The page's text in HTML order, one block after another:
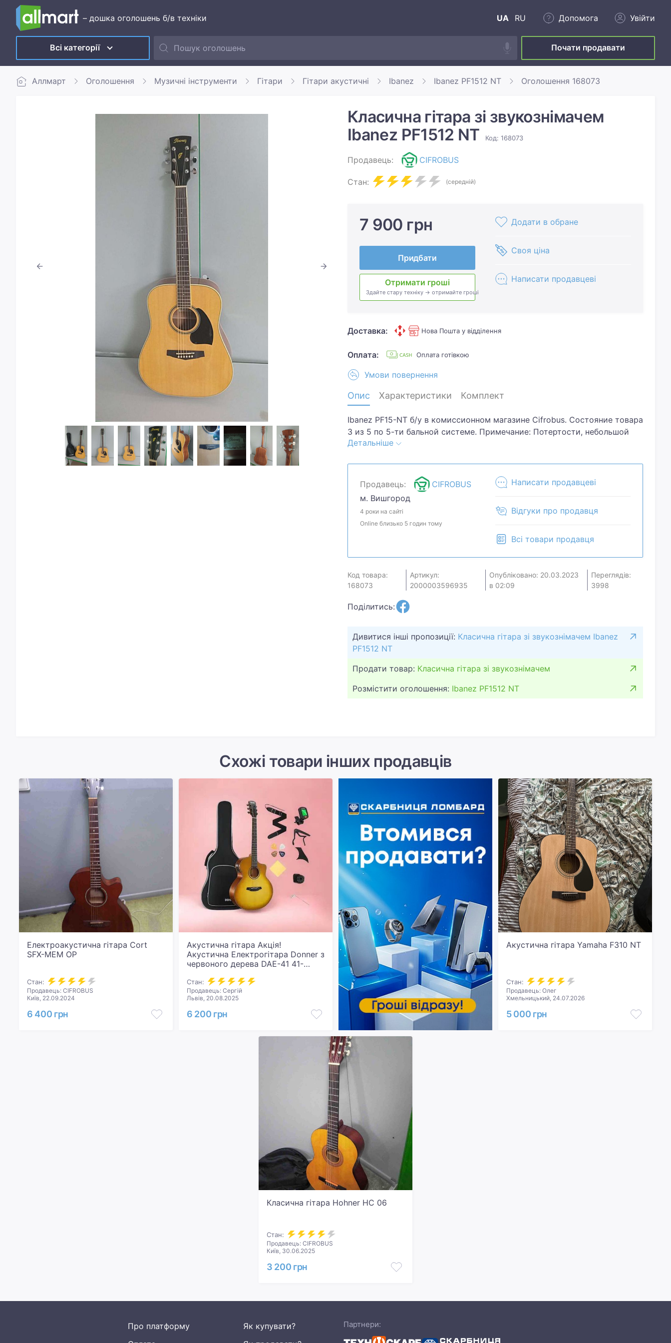
– дошка оголошень б/в техніки UA RU Допомога Увійти
Всі категорії Почати продавати
Аллмарт Оголошення Музичні інструменти Гітари Гітари акустичні Ibanez Ibanez PF1512 NT Оголошення 168073
Класична гітара зі звукознімачем
Ibanez PF1512 NT
Код: 168073
Продавець: CIFROBUS
Стан: (середній)
7 900 грн
Придбати
Отримати гроші
Здайте стару техніку → отримайте гроші
Додати в обране
Своя ціна
Написати продавцеві
Доставка: Нова Пошта у відділення
Оплата: Оплата готівкою
Умови повернення
Опис Характеристики Комплект
Ibanez PF15-NT б/у в комиссионном магазине Cifrobus. Состояние товара
3 из 5 по 5-ти бальной системе. Примечание: Потертости, небольшой
скол на нижней части.. Комплектация товара: Чехол..Хотите скидку?
сделать.Уточняйте наличие и комплектацию у менеджера. Товар может
быть продан в розничном магазине.
Детальніше
Продавець:
CIFROBUS
м. Вишгород
4 роки на сайті
Online близько 5 годин тому
Написати продавцеві
Відгуки про продавця
Всі товари продавця
Код товара:
168073
Артикул:
2000003596935
Опубліковано: 20.03.2023
в 02:09
Переглядів:
3998
Поділитись:
Дивитися інші пропозиції: Класична гітара зі звукознімачем Ibanez
PF1512 NT
Продати товар: Класична гітара зі звукознімачем
Розмістити оголошення: Ibanez PF1512 NT
Схожі товари інших продавців
Електроакустична гітара Cort
SFX-MEM OP
Стан:
Продавець: CIFROBUS
Київ, 22.09.2024
6 400 грн
Акустична гітара Акція!
Акустична Електрогітара Donner з
червоного дерева DAE-41 41-
Стан:
Продавець: Сергій
Львів, 20.08.2025
6 200 грн
Акустична гітара Yamaha F310 NT
Стан:
Продавець: Олег
Хмельницький, 24.07.2026
5 000 грн
Класична гітара Hohner HC 06
Стан:
Продавець: CIFROBUS
Київ, 30.06.2025
3 200 грн
Про платформу
Як купувати?
Партнери: